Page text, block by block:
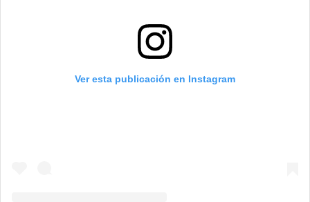
Ver esta publicación en Instagram